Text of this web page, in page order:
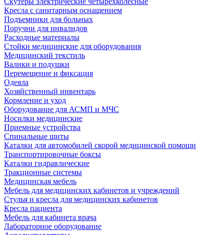
Кресла с санитарным оснащением
Подъемники для больных
Поручни для инвалидов
Расходные материалы
Стойки медицинские для оборудования
Медицинский текстиль
Валики и подушки
Перемещение и фиксация
Одеяла
Хозяйственный инвентарь
Кормление и уход
Оборудование для АСМП и МЧС
Носилки медицинские
Приемные устройства
Спинальные щиты
Каталки для автомобилей скорой медицинской помощи
Транспортировочные боксы
Каталки гидравлические
Тракционные системы
Медицинская мебель
Мебель для медицинских кабинетов и учреждений
Стулья и кресла для медицинских кабинетов
Кресла пациента
Мебель для кабинета врача
Лабораторное оборудование